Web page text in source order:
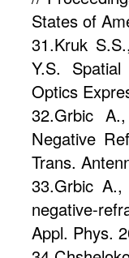
States of
31.Kruk
Y.S.
Optics
32.Grbic
Negative
Trans.
33.Grbic A.,
negative-
Appl. Phys.